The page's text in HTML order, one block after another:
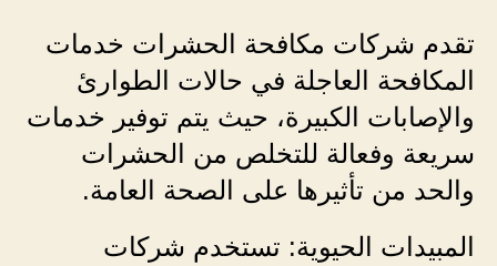
تقدم شركات مكافحة الحشرات خدمات
المكافحة العاجلة في حالات الطوارئ
والإصابات الكبيرة، حيث يتم توفير خدمات
سريعة وفعالة للتخلص من الحشرات
والحد من تأثيرها على الصحة العامة.
المبيدات الحيوية: تستخدم شركات